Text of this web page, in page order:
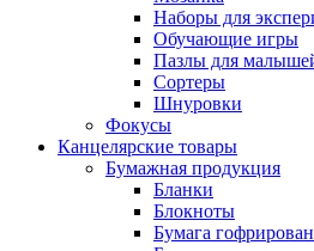
Наборы для
Обучающие игры
Пазлы для
Сортеры
Шнуровки
Фокусы
Канцелярские товары
Бумажная продукция
Бланки
Блокноты
Бумага